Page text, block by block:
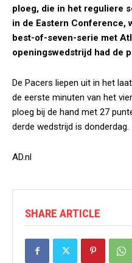
ploeg, die in het reguliere
in de Eastern Conference,
best-of-seven-serie met
openingswedstrijd had de
De Pacers liepen uit in het
de eerste minuten van het
ploeg bij de hand met 27
derde wedstrijd is donderdag.
AD.nl
SHARE ARTICLE